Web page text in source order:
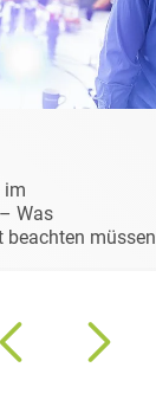
im
Was
beachten müssen